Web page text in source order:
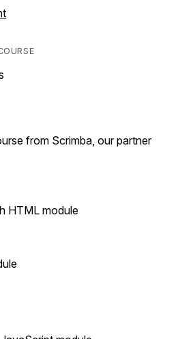
from Scrimba, our partner
HTML module